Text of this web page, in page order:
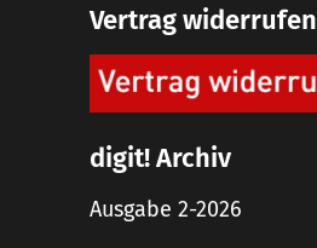
Vertrag widerrufen
digit! Archiv
Ausgabe 2-2026